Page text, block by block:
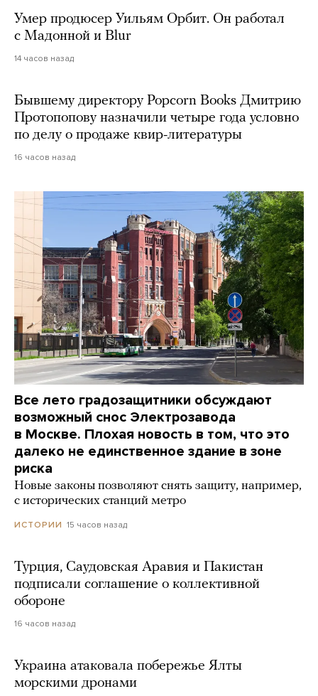
Умер продюсер Уильям Орбит. Он работал
с Мадонной и Blur
14 часов назад
Бывшему директору Popcorn Books Дмитрию
Протопопову назначили четыре года условно
по делу о продаже квир-литературы
16 часов назад
Все лето градозащитники обсуждают
возможный снос Электрозавода
в Москве. Плохая новость в том, что это
далеко не единственное здание в зоне
риска
Новые законы позволяют снять защиту, например,
с исторических станций метро
ИСТОРИИ 15 часов назад
Турция, Саудовская Аравия и Пакистан
подписали соглашение о коллективной
обороне
16 часов назад
Украина атаковала побережье Ялты
морскими дронами